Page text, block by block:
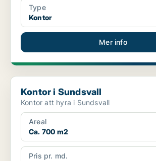
Type
Kontor
Mer info
Kontor i Sundsvall
Kontor i Sundsvall
Kontor att hyra i Sundsvall
Areal
Ca. 700 m2
Pris pr. md.